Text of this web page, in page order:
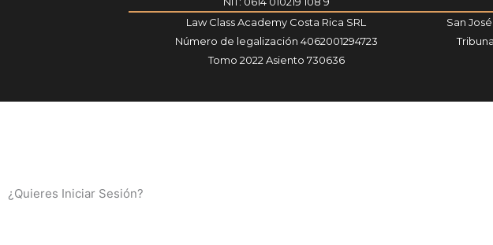
Law Class Academy Costa Rica SRL
Número de legalización 4062001294723
Tomo 2022 Asiento 730636
San
¿Quieres Iniciar Sesión?